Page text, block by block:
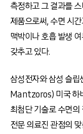
측정하고 그 결과를
제품으로써, 수면 시
맥박이나 호흡 발생
갖추고 있다.
삼성전자와 삼성 슬
Mantzoros) 미국 하
최첨단 기술로 수면의
전문 의료진 관점의